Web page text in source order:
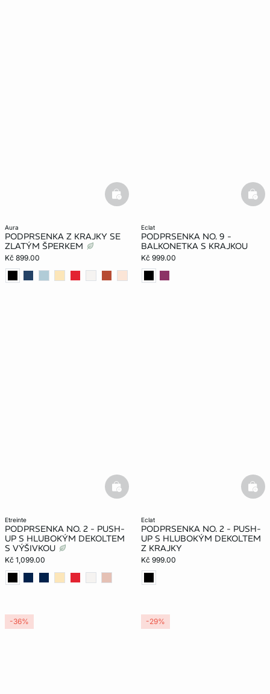
aura
PODPRSENKA Z KRAJKY SE
ZLATÝM ŠPERKEM
Kč 899.00
basketfull
eclat
PODPRSENKA NO. 9 -
BALKONETKA S KRAJKOU
Kč 999.00
etreinte
PODPRSENKA NO. 2 - PUSH-
UP S HLUBOKÝM DEKOLTEM
S VÝŠIVKOU
Kč 1,099.00
basketfull
eclat
PODPRSENKA NO. 2 - PUSH-
UP S HLUBOKÝM DEKOLTEM
Z KRAJKY
Kč 999.00
-36% -29%